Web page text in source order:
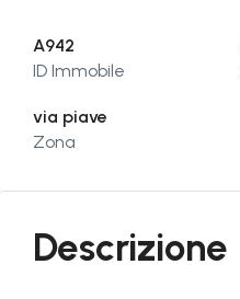
A942
ID Immobile
via piave
Zona
Descrizione